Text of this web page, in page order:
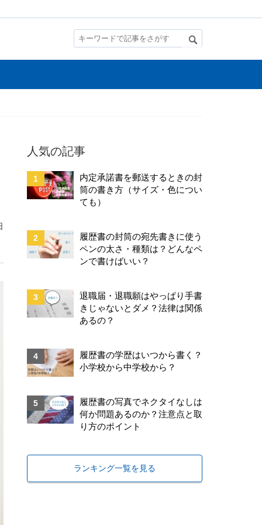
人気の記事
内定承諾書を郵送するときの封
筒の書き方（サイズ・色につい
ても）
履歴書の封筒の宛先書きに使う
ペンの太さ・種類は？どんなペ
ンで書けばいい？
退職届・退職願はやっぱり手書
きじゃないとダメ？法律は関係
あるの？
履歴書の学歴はいつから書く？
小学校から中学校から？
履歴書の写真でネクタイなしは
何か問題あるのか？注意点と取
り方のポイント
ランキング一覧を見る